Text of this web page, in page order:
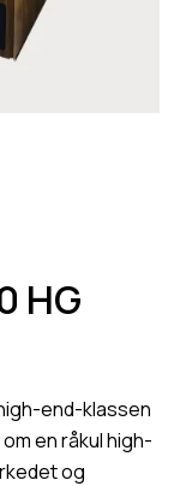
HG
end-klassen
en råkul high-
og